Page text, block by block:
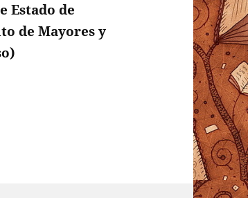
Estado de
de Mayores y